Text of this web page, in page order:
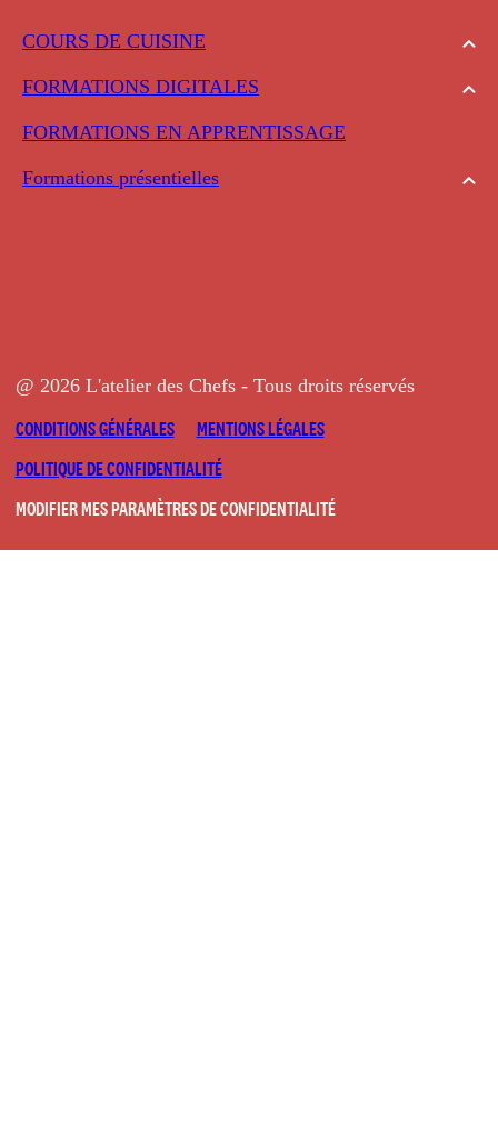
COURS DE CUISINE
FORMATIONS DIGITALES
FORMATIONS EN APPRENTISSAGE
Formations présentielles
@ 2026 L'atelier des Chefs - Tous droits réservés
CONDITIONS GÉNÉRALES
MENTIONS LÉGALES
POLITIQUE DE CONFIDENTIALITÉ
MODIFIER MES PARAMÈTRES DE CONFIDENTIALITÉ